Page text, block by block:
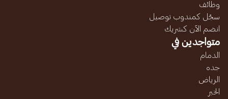
وظائف
سجّل كمندوب توصيل
انضم الآن كشريك
متواجدين في
الدمام
جده
الرياض
الخبر